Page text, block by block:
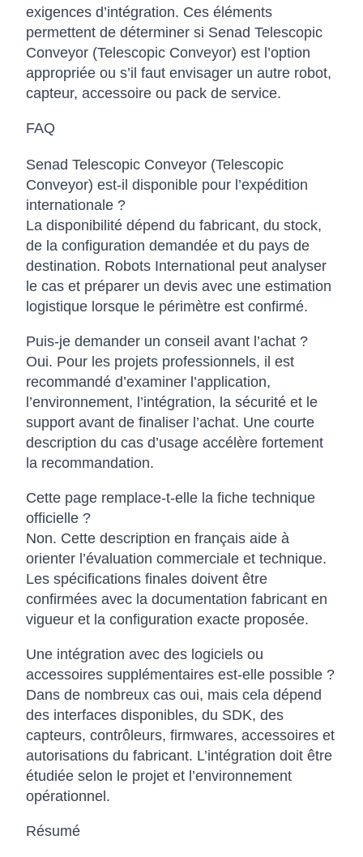
exigences d’intégration. Ces éléments
permettent de déterminer si Senad Telescopic
Conveyor (Telescopic Conveyor) est l’option
appropriée ou s’il faut envisager un autre robot,
capteur, accessoire ou pack de service.
FAQ
Senad Telescopic Conveyor (Telescopic
Conveyor) est-il disponible pour l’expédition
internationale ?
La disponibilité dépend du fabricant, du stock,
de la configuration demandée et du pays de
destination. Robots International peut analyser
le cas et préparer un devis avec une estimation
logistique lorsque le périmètre est confirmé.
Puis-je demander un conseil avant l’achat ?
Oui. Pour les projets professionnels, il est
recommandé d’examiner l’application,
l’environnement, l’intégration, la sécurité et le
support avant de finaliser l’achat. Une courte
description du cas d’usage accélère fortement
la recommandation.
Cette page remplace-t-elle la fiche technique
officielle ?
Non. Cette description en français aide à
orienter l’évaluation commerciale et technique.
Les spécifications finales doivent être
confirmées avec la documentation fabricant en
vigueur et la configuration exacte proposée.
Une intégration avec des logiciels ou
accessoires supplémentaires est-elle possible ?
Dans de nombreux cas oui, mais cela dépend
des interfaces disponibles, du SDK, des
capteurs, contrôleurs, firmwares, accessoires et
autorisations du fabricant. L’intégration doit être
étudiée selon le projet et l’environnement
opérationnel.
Résumé